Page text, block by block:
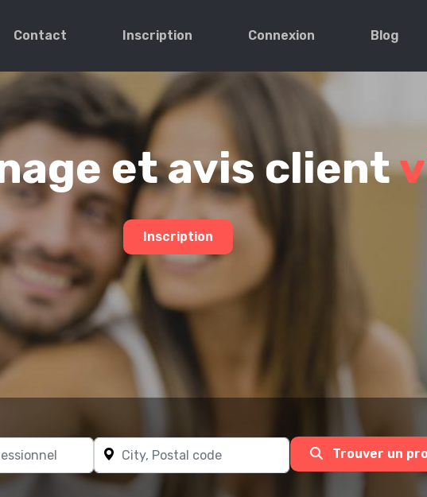
Contact Inscription Connexion Blog
et avis client
Inscription
Trouver un pro